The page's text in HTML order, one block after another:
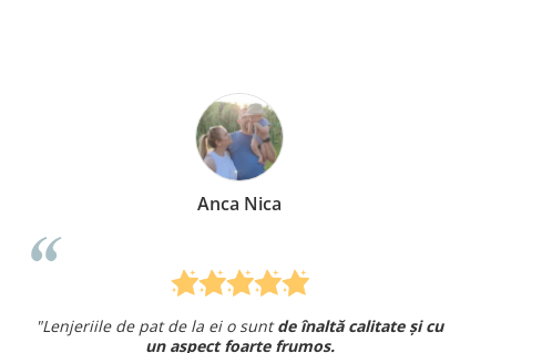
Anca Nica
"Lenjeriile de pat de la ei o suntde înaltă calitate și cu
un aspect foarte frumos.